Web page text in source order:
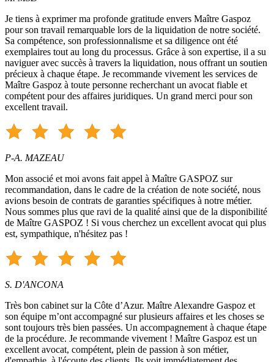
Je tiens à exprimer ma profonde gratitude envers Maître Gaspoz
pour son travail remarquable lors de la liquidation de notre société.
Sa compétence, son professionnalisme et sa diligence ont été
exemplaires tout au long du processus. Grâce à son expertise, il a su
naviguer avec succès à travers la liquidation, nous offrant un soutien
précieux à chaque étape. Je recommande vivement les services de
Maître Gaspoz à toute personne recherchant un avocat fiable et
compétent pour des affaires juridiques. Un grand merci pour son
excellent travail.
P-A. MAZEAU
Mon associé et moi avons fait appel à Maître GASPOZ sur
recommandation, dans le cadre de la création de note société, nous
avions besoin de contrats de garanties spécifiques à notre métier.
Nous sommes plus que ravi de la qualité ainsi que de la disponibilité
de Maître GASPOZ ! Si vous cherchez un excellent avocat qui plus
est, sympathique, n'hésitez pas !
S. D'ANCONA
Très bon cabinet sur la Côte d’Azur. Maître Alexandre Gaspoz et
son équipe m’ont accompagné sur plusieurs affaires et les choses se
sont toujours très bien passées. Un accompagnement à chaque étape
de la procédure. Je recommande vivement ! Maître Gaspoz est un
excellent avocat, compétent, plein de passion à son métier,